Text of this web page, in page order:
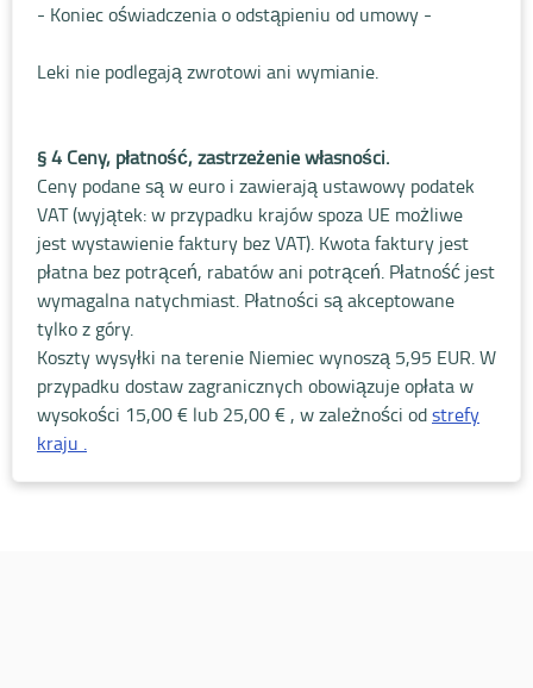
- Koniec oświadczenia o odstąpieniu od umowy -
Leki nie podlegają zwrotowi ani wymianie.
§ 4 Ceny, płatność, zastrzeżenie własności.
Ceny podane są w euro i zawierają ustawowy podatek
VAT (wyjątek: w przypadku krajów spoza UE możliwe
jest wystawienie faktury bez VAT). Kwota faktury jest
płatna bez potrąceń, rabatów ani potrąceń. Płatność jest
wymagalna natychmiast. Płatności są akceptowane
tylko z góry.
Koszty wysyłki na terenie Niemiec wynoszą 5,95 EUR. W
przypadku dostaw zagranicznych obowiązuje opłata w
wysokości 15,00 € lub 25,00 € , w zależności odstrefy
kraju .